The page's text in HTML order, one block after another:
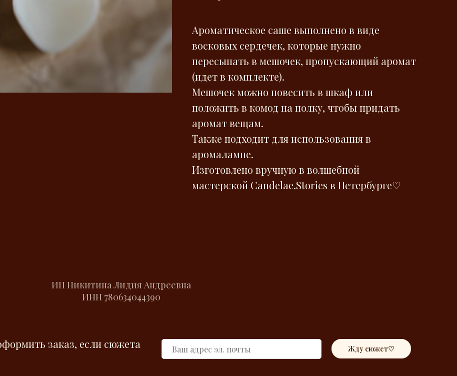
Ароматическое саше выполнено в виде
восковых сердечек, которые нужно
пересыпать в мешочек, пропускающий аромат
(идет в комплекте).
Мешочек можно повесить в шкаф или
положить в комод на полку, чтобы придать
аромат вещам.
Также подходит для использования в
аромалампе.
Изготовлено вручную в волшебной
мастерской Сandelae.Stories в Петербурге♡
заказ, если сюжета Жду сюжет♡
ИП Никитина Лидия Андреевна
ИНН 780634044390
Согласие на обработку персональных данных